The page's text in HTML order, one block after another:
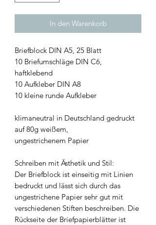
In den Warenkorb
Briefblock DIN A5, 25 Blatt
10 Briefumschläge DIN C6,
haftklebend
10 Aufkleber DIN A8
10 kleine runde Aufkleber
klimaneutral in Deutschland gedruckt
auf 80g weißem,
ungestrichenem Papier
Schreiben mit Ästhetik und Stil:
Der Briefblock ist einseitig mit Linien
bedruckt und lässt sich durch das
ungestrichene Papier sehr gut mit
verschiedenen Stiften beschreiben. Die
Rückseite der Briefpapierblätter ist